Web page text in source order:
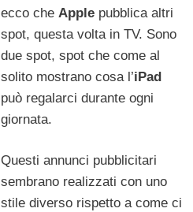
ecco che Apple pubblica altri
spot, questa volta in TV. Sono
due spot, spot che come al
solito mostrano cosa l’iPad
può regalarci durante ogni
giornata.
Questi annunci pubblicitari
sembrano realizzati con uno
stile diverso rispetto a come ci